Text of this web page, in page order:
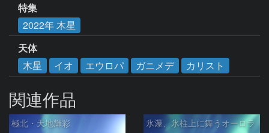
特集
2022年 木星
天体
木星
イオ エウロパ ガニメデ カリスト
関連作品
極北・天地輝彩 氷瀑、氷柱上に舞うオーロラ